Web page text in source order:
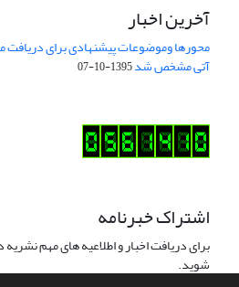
آخرین اخبار
محورها وموضوعات پیشنهادی برای
آتی مشخص شد1395-10-07
اشتراک خبرنامه
برای دریافت اخبار و اطلاعیه های مهم
شوید.